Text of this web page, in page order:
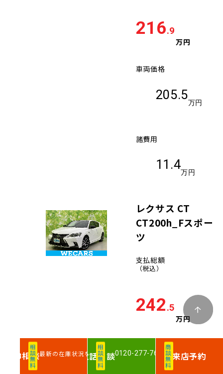
216.9
万円
車両価格
205.5
万円
諸費用
11.4
万円
レクサス CT
CT200h_Fスポー
ツ
支払総額
（税込）
242.5
万円
車両価格
相談無料
WEB相談最新の在庫状況を確認
相談無料
電話相談0120-277-760 商談無料来店予約